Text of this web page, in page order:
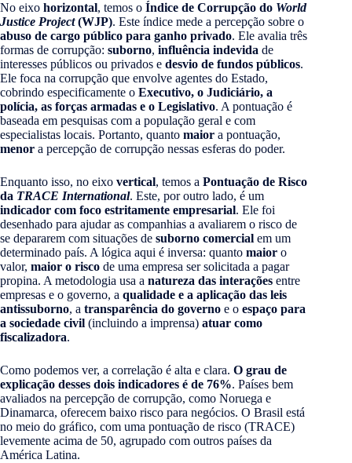
No eixo horizontal, temos o Índice de Corrupção do World
Justice Project(WJP). Este índice mede a percepção sobre o
abuso de cargo público para ganho privado. Ele avalia três
formas de corrupção: suborno, influência indevida de
interesses públicos ou privados e desvio de fundos públicos.
Ele foca na corrupção que envolve agentes do Estado,
cobrindo especificamente o Executivo, o Judiciário, a
polícia, as forças armadas e o Legislativo. A pontuação é
baseada em pesquisas com a população geral e com
especialistas locais. Portanto, quanto maior a pontuação,
menor a percepção de corrupção nessas esferas do poder.
Enquanto isso, no eixo vertical, temos a Pontuação de Risco
da TRACE International. Este, por outro lado, é um
indicador com foco estritamente empresarial. Ele foi
desenhado para ajudar as companhias a avaliarem o risco de
se depararem com situações de suborno comercial em um
determinado país. A lógica aqui é inversa: quanto maior o
valor, maior o risco de uma empresa ser solicitada a pagar
propina. A metodologia usa a natureza das interações entre
empresas e o governo, a qualidade e a aplicação das leis
antissuborno, a transparência do governo e o espaço para
a sociedade civil (incluindo a imprensa) atuar como
fiscalizadora.
Como podemos ver, a correlação é alta e clara. O grau de
explicação desses dois indicadores é de 76%. Países bem
avaliados na percepção de corrupção, como Noruega e
Dinamarca, oferecem baixo risco para negócios. O Brasil está
no meio do gráfico, com uma pontuação de risco (TRACE)
levemente acima de 50, agrupado com outros países da
América Latina.